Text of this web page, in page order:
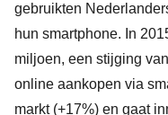
gebruikten
hun smartphone. In
miljoen, een stijging
online aankopen via
markt (+17%) en gaat